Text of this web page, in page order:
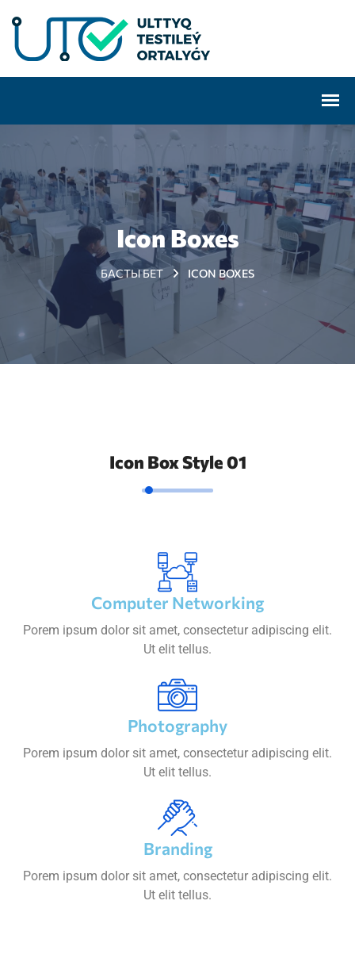
Icon Boxes
БАСТЫ БЕТ ICON BOXES
Icon Box Style 01
Computer Networking
Porem ipsum dolor sit amet, consectetur adipiscing elit.
Ut elit tellus.
Photography
Porem ipsum dolor sit amet, consectetur adipiscing elit.
Ut elit tellus.
Branding
Porem ipsum dolor sit amet, consectetur adipiscing elit.
Ut elit tellus.